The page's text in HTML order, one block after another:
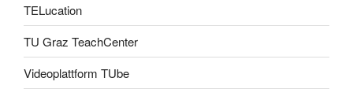
TELucation
TU Graz TeachCenter
Videoplattform TUbe